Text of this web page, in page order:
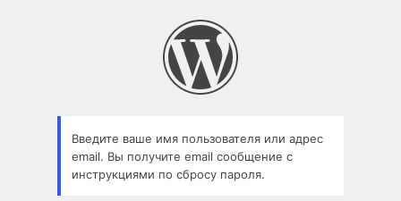
Введите ваше имя пользователя или адрес
email. Вы получите email сообщение с
инструкциями по сбросу пароля.